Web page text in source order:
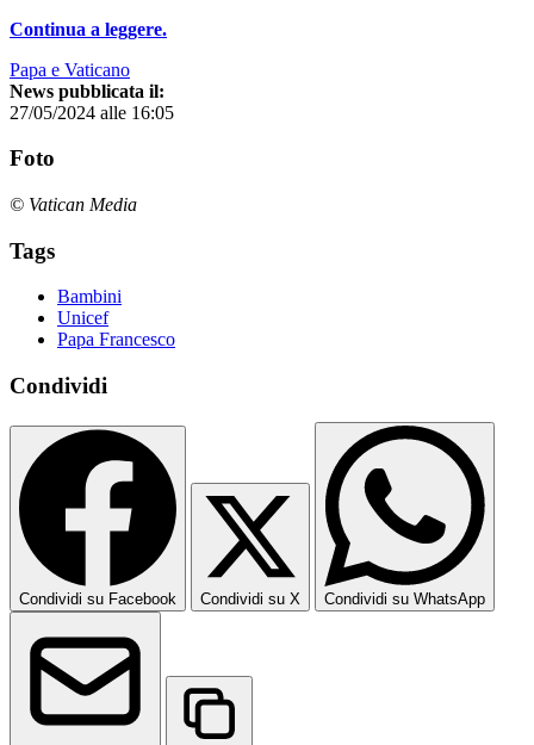
Continua a leggere.
Papa e Vaticano
News pubblicata il:
27/05/2024 alle 16:05
Foto
© Vatican Media
Tags
Bambini
Unicef
Papa Francesco
Condividi
Condividi su Facebook Condividi su X Condividi su WhatsApp